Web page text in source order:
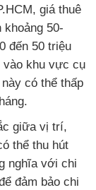
giá thuê
khoảng 50-
đến 50 triệu
vào khu vực cụ
có thể thấp
giữa vị trí,
thể thu hút
nghĩa với chi
đảm bảo chi